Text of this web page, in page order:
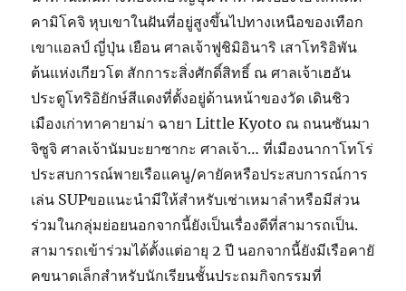
คามิโคจิ หุบเขาในฝันที่อยู่สูงขึ้นไปทางเหนือของเทือก
เขาแอลป์ ญี่ปุ่น เยือน ศาลเจ้าฟูชิมิอินาริ เสาโทริอิพัน
ต้นแห่งเกียวโต สักการะสิ่งศักดิ์สิทธิ์ ณ ศาลเจ้าเฮอัน
ประตูโทริอิยักษ์สีแดงที่ตั้งอยู่ด้านหน้าของวัด เดินชิว
เมืองเก่าทาคายาม่า ฉายา Little Kyoto ณ ถนนซันมา
จิซูจิ ศาลเจ้านัมบะยาซากะ ศาลเจ้า… ที่เมืองนากาโทโร่
ประสบการณ์พายเรือแคนู/คายัคหรือประสบการณ์การ
เล่น SUPขอแนะนำมีให้สำหรับเช่าเหมาลำหรือมีส่วน
ร่วมในกลุ่มย่อยนอกจากนี้ยังเป็นเรื่องดีที่สามารถเป็น.
สามารถเข้าร่วมได้ตั้งแต่อายุ 2 ปี นอกจากนี้ยังมีเรือคายั
คขนาดเล็กสำหรับนักเรียนชั้นประถมกิจกรรมที่